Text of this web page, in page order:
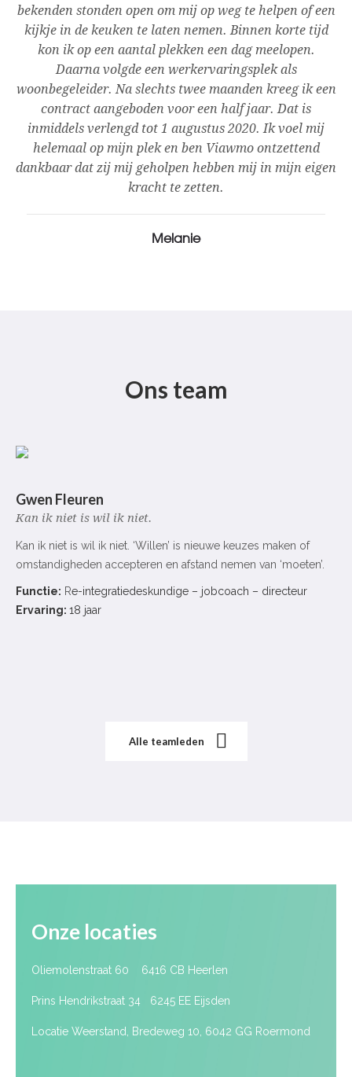
bekenden stonden open om mij op weg te helpen of een
kijkje in de keuken te laten nemen. Binnen korte tijd
kon ik op een aantal plekken een dag meelopen.
Daarna volgde een werkervaringsplek als
woonbegeleider. Na slechts twee maanden kreeg ik een
contract aangeboden voor een half jaar. Dat is
inmiddels verlengd tot 1 augustus 2020. Ik voel mij
helemaal op mijn plek en ben Viawmo ontzettend
dankbaar dat zij mij geholpen hebben mij in mijn eigen
kracht te zetten.
Melanie
Ons team
Gwen Fleuren
Kan ik niet is wil ik niet.
Kan ik niet is wil ik niet. ‘Willen’ is nieuwe keuzes maken of
omstandigheden accepteren en afstand nemen van ‘moeten’.
Functie: Re-integratiedeskundige – jobcoach – directeur
Ervaring: 18 jaar
Alle teamleden
Onze locaties
Oliemolenstraat 60 6416 CB Heerlen
Prins Hendrikstraat 34 6245 EE Eijsden
Locatie Weerstand, Bredeweg 10, 6042 GG Roermond